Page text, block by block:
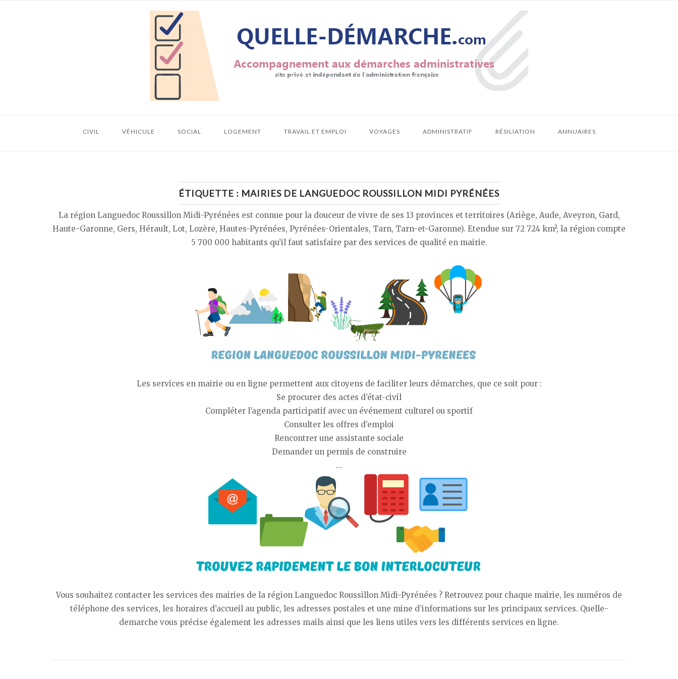
Home
CIVIL VÉHICULE SOCIAL LOGEMENT TRAVAIL ET EMPLOI VOYAGES ADMINISTRATIF RÉSILIATION ANNUAIRES
ÉTIQUETTE : MAIRIES DE LANGUEDOC ROUSSILLON MIDI PYRÉNÉES
La région Languedoc Roussillon Midi-Pyrénées est connue pour la douceur de vivre de ses 13 provinces et territoires (Ariège, Aude, Aveyron, Gard,
Haute-Garonne, Gers, Hérault, Lot, Lozère, Hautes-Pyrénées, Pyrénées-Orientales, Tarn, Tarn-et-Garonne). Etendue sur 72 724 km², la région compte
5 700 000 habitants qu’il faut satisfaire par des services de qualité en mairie.
Les services en mairie ou en ligne permettent aux citoyens de faciliter leurs démarches, que ce soit pour :
Se procurer des actes d’état-civil
Compléter l’agenda participatif avec un événement culturel ou sportif
Consulter les offres d’emploi
Rencontrer une assistante sociale
Demander un permis de construire
…
Vous souhaitez contacter les services des mairies de la région Languedoc Roussillon Midi-Pyrénées ? Retrouvez pour chaque mairie, les numéros de
téléphone des services, les horaires d’accueil au public, les adresses postales et une mine d’informations sur les principaux services. Quelle-
demarche vous précise également les adresses mails ainsi que les liens utiles vers les différents services en ligne.